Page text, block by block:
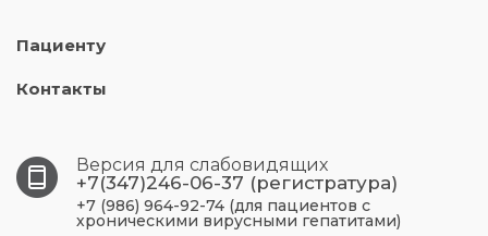
Пациенту
Контакты
Версия для слабовидящих
+7(347)246-06-37 (регистратура)
+7 (986) 964-92-74 (для пациентов с
хроническими вирусными гепатитами)